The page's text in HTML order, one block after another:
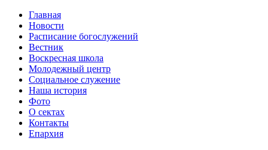
Главная
Новости
Расписание богослужений
Вестник
Воскресная школа
Молодежный центр
Социальное служение
Наша история
Фото
О сектах
Контакты
Епархия